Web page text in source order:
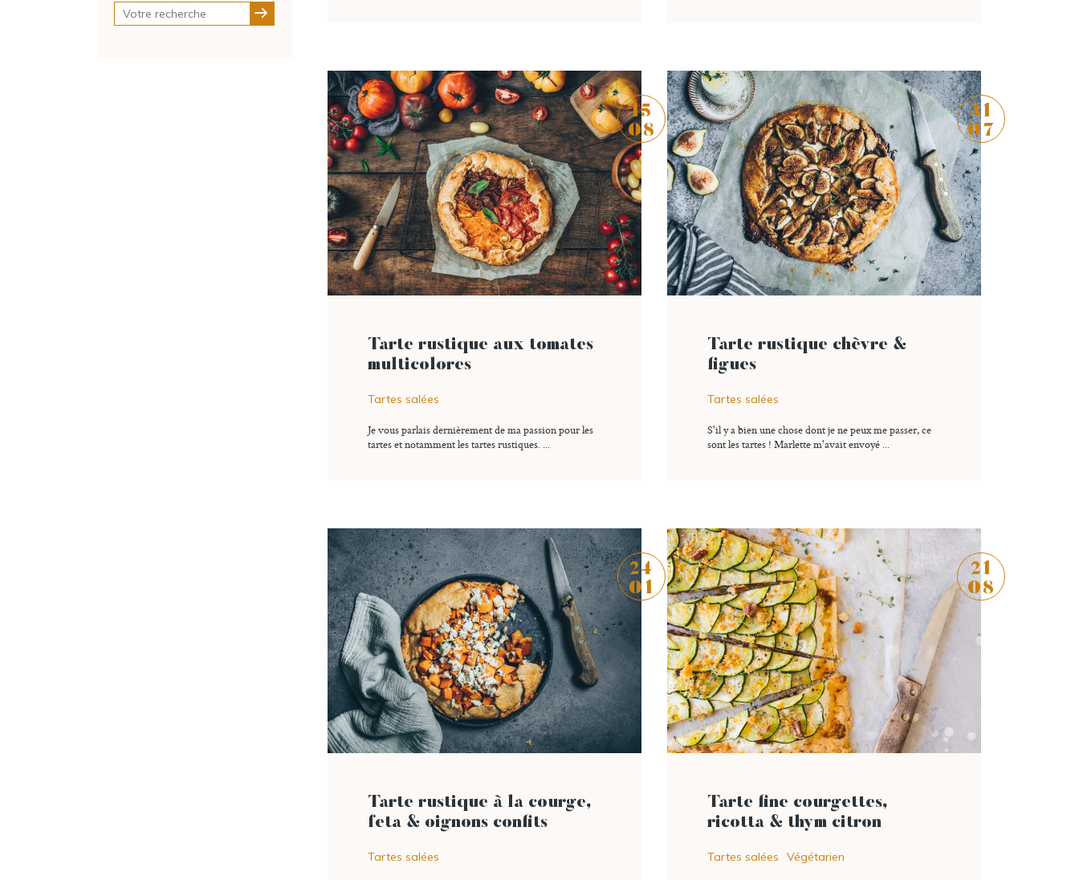
15
08
Tarte rustique aux tomates
multicolores
Tartes salées
Je vous parlais dernièrement de ma passion pour les
tartes et notamment les tartes rustiques. ...
lire l'article
0 commentaire Ajouter à ma liste
31
07
Tarte rustique chèvre &
figues
Tartes salées
S'il y a bien une chose dont je ne peux me passer, ce
sont les tartes ! Marlette m'avait envoyé ...
lire l'article
3 commentaires Ajouter à ma liste
24
01
Tarte rustique à la courge,
feta & oignons confits
Tartes salées
lire l'article
21
08
Tarte fine courgettes,
ricotta & thym citron
Tartes salées Végétarien
lire l'article